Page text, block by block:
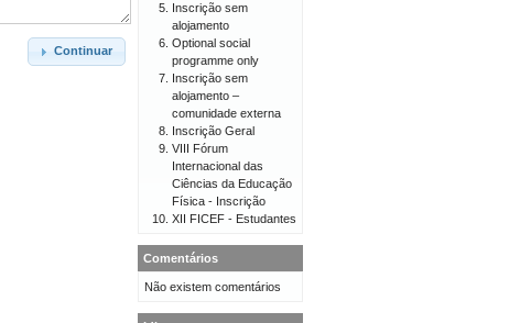
Continuar
Inscrição sem
alojamento
Optional social
programme only
Inscrição sem
alojamento –
comunidade externa
Inscrição Geral
VIII Fórum
Internacional das
Ciências da Educação
Física - Inscrição
XII FICEF - Estudantes
Comentários
Não existem comentários